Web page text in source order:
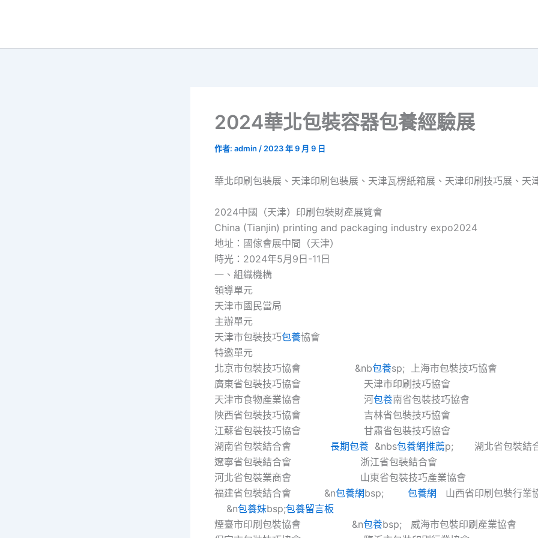
2024華北包裝容器包養經驗展
作者: admin / 2023 年 9 月 9 日
華北印刷包裝展、天津印刷包裝展、天津瓦楞紙箱展、天津印刷技巧展、天
2024中國（天津）印刷包裝財產展覽會
China (Tianjin) printing and packaging industry expo2024
地址：國傢會展中間（天津）
時光：2024年5月9日-11日
一、組織機構
領導單元
天津市國民當局
主辦單元
天津市包裝技巧包養協會
特邀單元
北京市包裝技巧協會 &nb包養sp; 上海市包裝技巧協會
廣東省包裝技巧協會 天津市印刷技巧協會
天津市食物產業協會 河包養南省包裝技巧協會
陜西省包裝技巧協會 吉林省包裝技巧協會
江蘇省包裝技巧協會 甘肅省包裝技巧協會
湖南省包裝結合會 長期包養 &nbs包養網推薦p; 湖北省包裝結
遼寧省包裝結合會 浙江省包裝結合會
河北省包裝業商會 山東省包裝技巧產業協會
福建省包裝結合會 &n包養網bsp; 包養網 山西省印刷包裝
&n包養妹bsp;包養留言板
煙臺市印刷包裝協會 &n包養bsp; 威海市包裝印刷產業協會